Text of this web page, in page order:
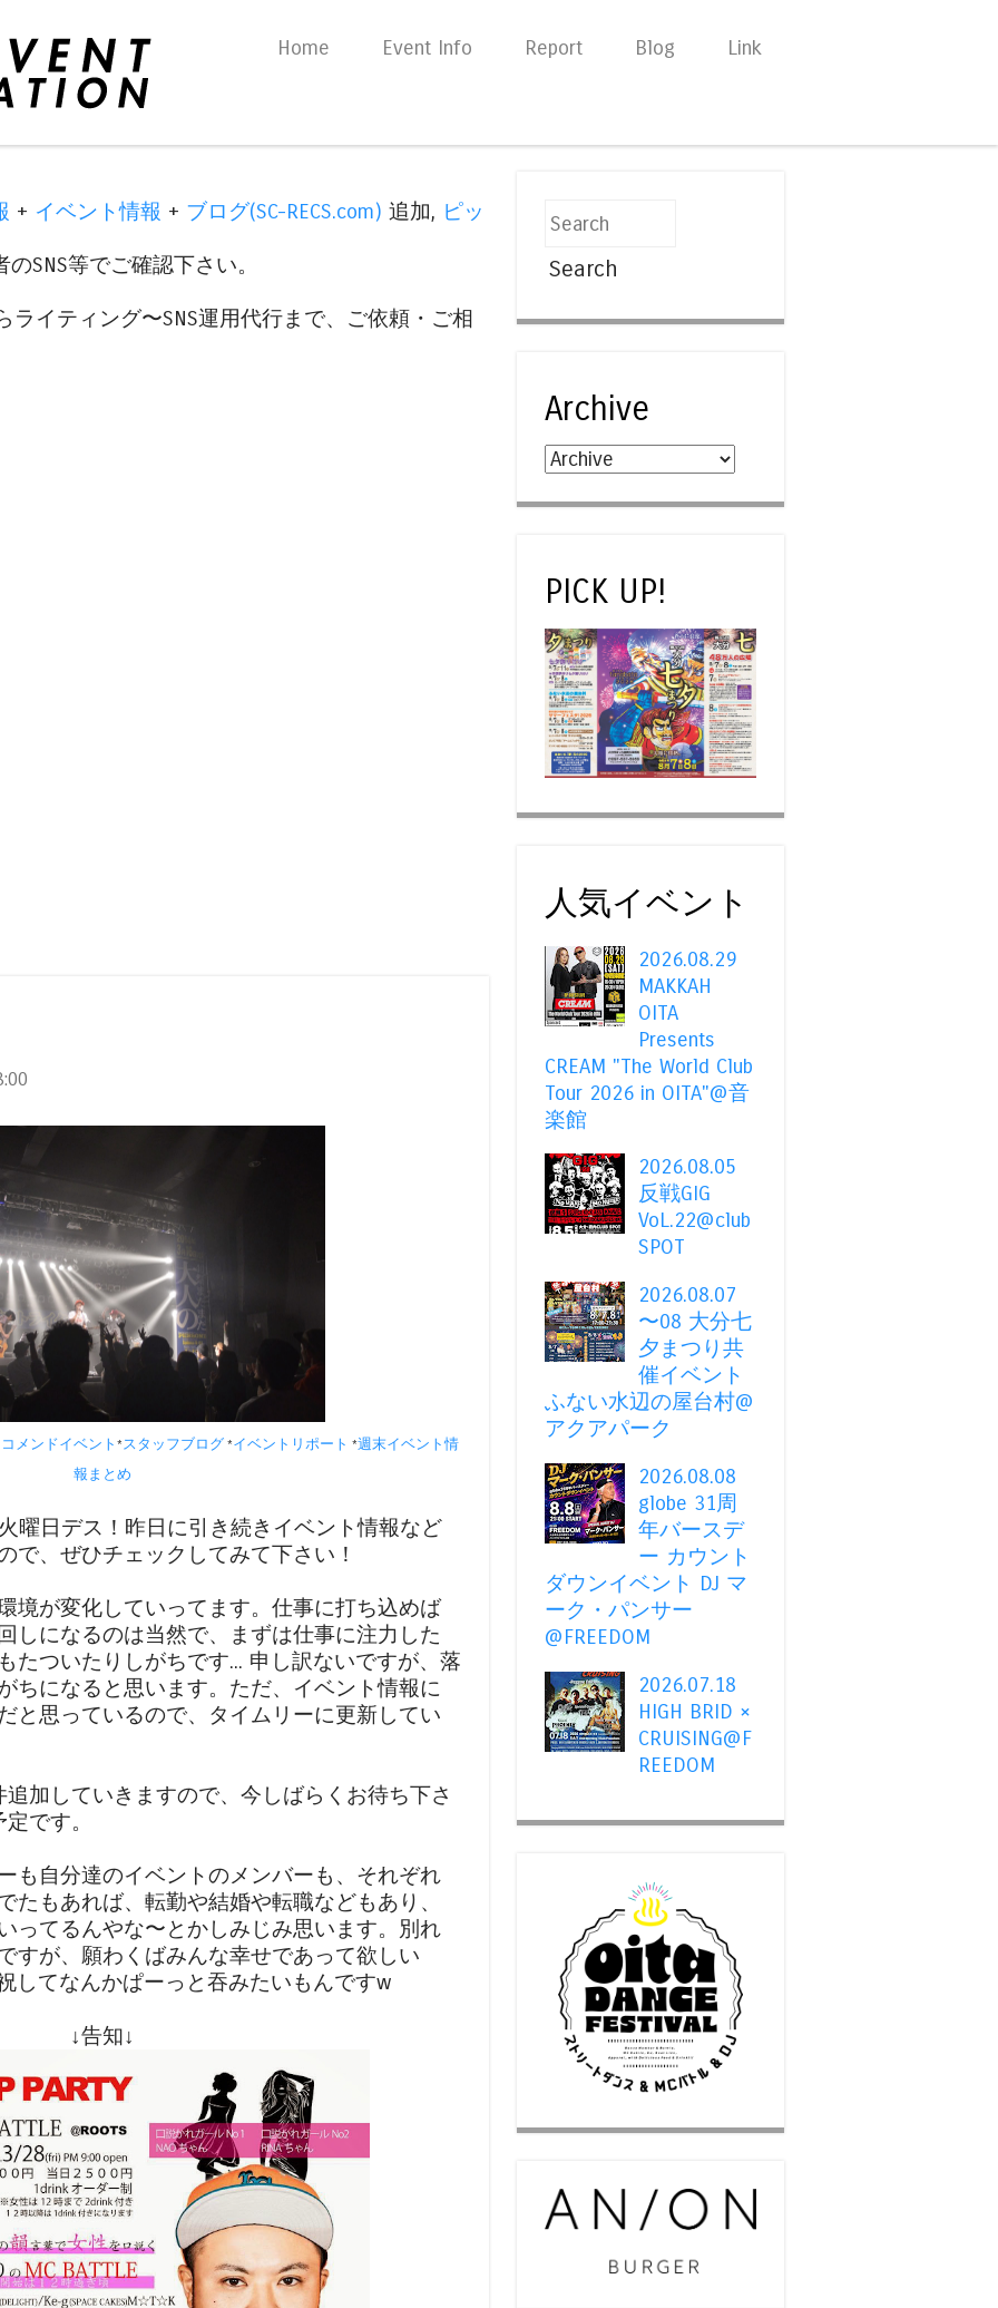
Skip to content
Home Event Info Report Blog Link
+ イベント情報 + ブログ(SC-RECS.com) 追加, ピッ
SNS等でご確認下さい。
イティング〜SNS運用代行まで、ご依頼・ご相
メンドイベント *スタッフブログ *イベントリポート *週末イベント情
報まとめ
曜日デス！昨日に引き続きイベント情報など
で、ぜひチェックしてみて下さい！
境が変化していってます。仕事に打ち込めば
しになるのは当然で、まずは仕事に注力した
たついたりしがちです... 申し訳ないですが、落
ちになると思います。ただ、イベント情報に
と思っているので、タイムリーに更新してい
加していきますので、今しばらくお待ち下さ
です。
も自分達のイベントのメンバーも、それぞれ
たもあれば、転勤や結婚や転職などもあり、
ってるんやな〜とかしみじみ思います。別れ
すが、願わくばみんな幸せであって欲しい
してなんかぱーっと吞みたいもんですw
↓告知↓
Search
Archive
PICK UP!
人気イベント
2026.08.29
MAKKAH
OITA
Presents
CREAM "The World Club
Tour 2026 in OITA"@音
楽館
2026.08.05
反戦GIG
VoL.22@club
SPOT
2026.08.07
〜08 大分七
夕まつり共
催イベント
ふない水辺の屋台村@
アクアパーク
2026.08.08
globe 31周
年バースデ
ー カウント
ダウンイベント DJ マ
ーク・パンサー
@FREEDOM
2026.07.18
HIGH BRID ×
CRUISING@F
REEDOM